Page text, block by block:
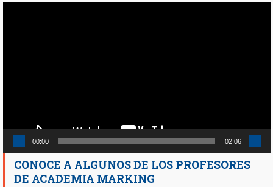
00:00 02:06
CONOCE A ALGUNOS DE LOS PROFESORES
DE ACADEMIA MARKING